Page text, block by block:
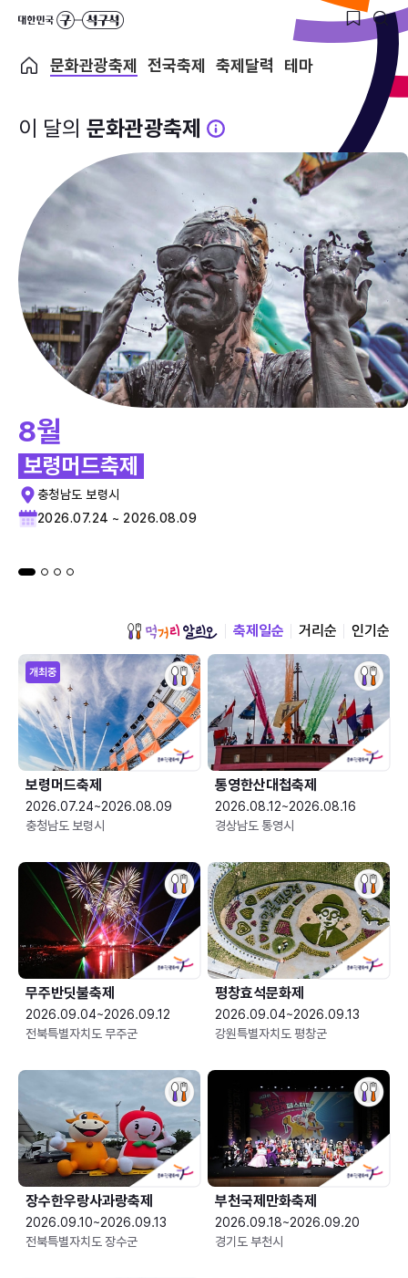
문화관광축제 전국축제 축제달력 테마
이 달의 문화관광축제
8월
보령머드축제
충청남도 보령시
2026.07.24 ~ 2026.08.09
축제일순 거리순 인기순
개최중
보령머드축제
2026.07.24~2026.08.09
충청남도 보령시
통영한산대첩축제
2026.08.12~2026.08.16
경상남도 통영시
무주반딧불축제
2026.09.04~2026.09.12
전북특별자치도 무주군
평창효석문화제
2026.09.04~2026.09.13
강원특별자치도 평창군
장수한우랑사과랑축제
2026.09.10~2026.09.13
전북특별자치도 장수군
부천국제만화축제
2026.09.18~2026.09.20
경기도 부천시